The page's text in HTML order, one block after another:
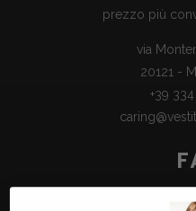
prezzo più
via
20121 -
+39